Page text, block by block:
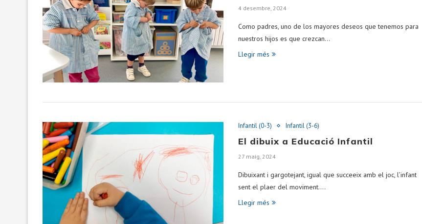
4 desembre, 2024
Como padres, uno de los mayores deseos que tenemos para
nuestros hijos es que crezcan…
Llegir més
Infantil (0-3) Infantil (3-6)
El dibuix a Educació Infantil
27 maig, 2024
Dibuixant i gargotejant, igual que succeeix amb el joc, l’infant
sent el plaer del moviment.…
Llegir més